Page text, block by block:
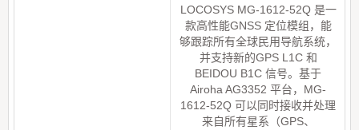
LOCOSYS MG-1612-52Q 是一
款高性能GNSS 定位模组，能
够跟踪所有全球民用导航系统，
并支持新的GPS L1C 和
BEIDOU B1C 信号。基于
Airoha AG3352 平台，MG-
1612-52Q 可以同时接收并处理
来自所有星系（GPS、